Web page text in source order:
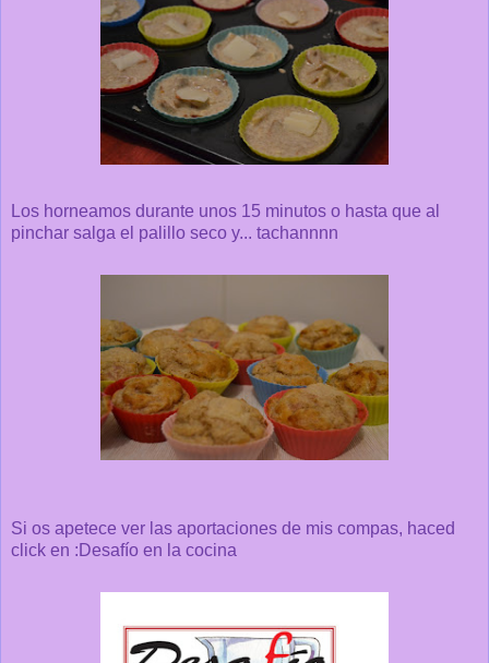
Los horneamos durante unos 15 minutos o hasta que al
pinchar salga el palillo seco y... tachannnn
Si os apetece ver las aportaciones de mis compas, haced
click en : Desafío en la cocina